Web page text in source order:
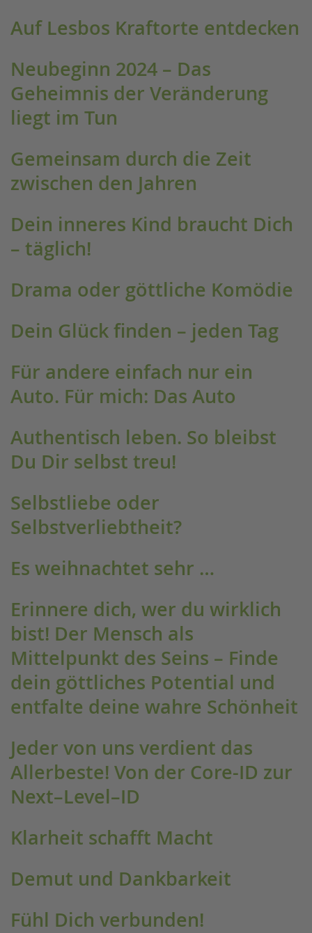
Auf Lesbos Kraftorte entdecken
Neubeginn 2024 – Das
Geheimnis der Veränderung
liegt im Tun
Gemeinsam durch die Zeit
zwischen den Jahren
Dein inneres Kind braucht Dich
– täglich!
Drama oder göttliche Komödie
Dein Glück finden – jeden Tag
Für andere einfach nur ein
Auto. Für mich: Das Auto
Authentisch leben. So bleibst
Du Dir selbst treu!
Selbstliebe oder
Selbstverliebtheit?
Es weihnachtet sehr …
Erinnere dich, wer du wirklich
bist! Der Mensch als
Mittelpunkt des Seins – Finde
dein göttliches Potential und
entfalte deine wahre Schönheit
Jeder von uns verdient das
Allerbeste! Von der Core-ID zur
Next–Level–ID
Klarheit schafft Macht
Demut und Dankbarkeit
Fühl Dich verbunden!